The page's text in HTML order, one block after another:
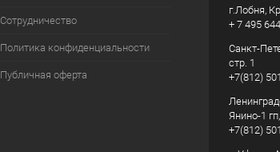
Сотрудничество
Политика конфиденциальности
Публичная оферта
г.Лобня,
+ 7 495
Санкт-
стр. 1
+7(812)
Янино-1
+7(812)